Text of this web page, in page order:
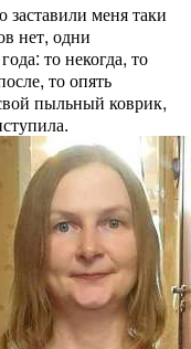
меня таки
нет, одни
то некогда, то
то опять
пыльный коврик,